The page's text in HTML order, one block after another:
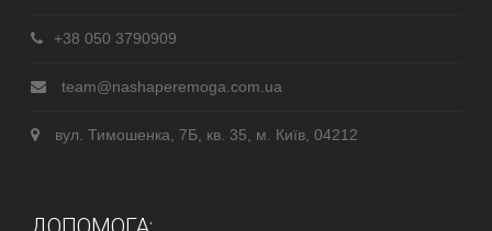
+38 050 3790909
team@nashaperemoga.com.ua
вул. Тимошенка, 7Б, кв. 35, м. Київ, 04212